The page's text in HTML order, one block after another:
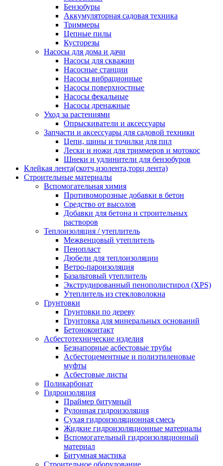
Бензобуры
Аккумуляторная садовая техника
Триммеры
Цепные пилы
Кусторезы
Насосы для дома и дачи
Насосы для скважин
Насосные станции
Насосы вибрационные
Насосы поверхностные
Насосы фекальные
Насосы дренажные
Уход за растениями
Опрыскиватели и аксессуары
Запчасти и аксессуары для садовой техники
Цепи, шины и точилки для пил
Лески и ножи для триммеров и мотокос
Шнеки и удлинители для бензобуров
Клейкая лента(скотч,изолента,торц лента)
Строительные материалы
Вспомогательная химия
Противоморозные добавки в бетон
Средство от высолов
Добавки для бетона и строительных
растворов
Теплоизоляция / утеплитель
Межвенцовый утеплитель
Пенопласт
Дюбели для теплоизоляции
Ветро-пароизоляция
Базальтовый утеплитель
Экструдированный пенополистирол (XPS)
Утеплитель из стекловолокна
Грунтовки
Грунтовки по дереву
Грунтовка для минеральных оснований
Бетоноконтакт
Асбестотехнические изделия
Безнапорные асбестовые трубы
Асбестоцементные и полиэтиленовые
муфты
Асбестовые листы
Поликарбонат
Гидроизоляция
Праймер битумный
Рулонная гидроизоляция
Сухая гидроизоляционная смесь
Жидкие гидроизоляционные материалы
Вспомогательный гидроизоляционный
материал
Битумная мастика
Строительное оборудование